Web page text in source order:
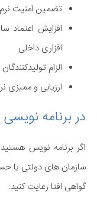
تضمین امنیت نرم
افزایش اعتماد
افزاری داخلی
الزام
ارزیابی و ممیزی
در برنامه
اگر برنامه نویس
سازمان های دولتی یا
گواهی افتا رعایت کنید: